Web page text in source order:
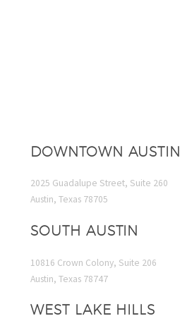
DOWNTOWN AUSTIN
2025 Guadalupe Street, Suite 260
Austin, Texas 78705
SOUTH AUSTIN
10816 Crown Colony, Suite 206
Austin, Texas 78747
WEST LAKE HILLS